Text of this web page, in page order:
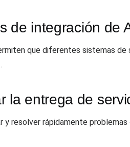
de integración de
que diferentes sistemas
la entrega de
y resolver rápidamente